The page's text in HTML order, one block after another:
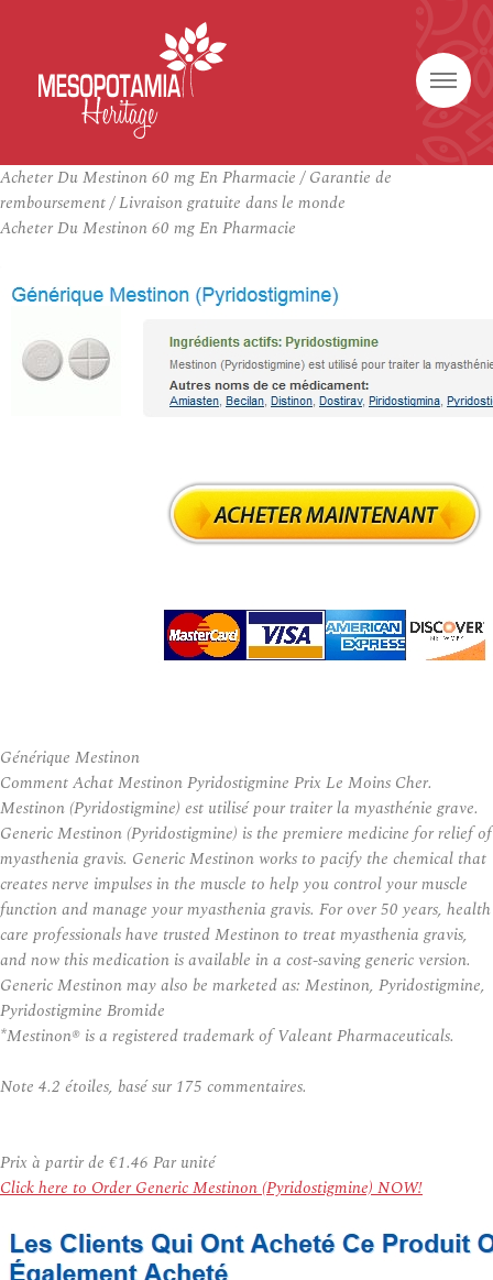
Acheter Du Mestinon 60 mg En Pharmacie / Garantie de
remboursement / Livraison gratuite dans le monde
Acheter Du Mestinon 60 mg En Pharmacie
Générique Mestinon
Comment Achat Mestinon Pyridostigmine Prix Le Moins Cher.
Mestinon (Pyridostigmine) est utilisé pour traiter la myasthénie grave.
Generic Mestinon (Pyridostigmine) is the premiere medicine for relief of
myasthenia gravis. Generic Mestinon works to pacify the chemical that
creates nerve impulses in the muscle to help you control your muscle
function and manage your myasthenia gravis. For over 50 years, health
care professionals have trusted Mestinon to treat myasthenia gravis,
and now this medication is available in a cost-saving generic version.
Generic Mestinon may also be marketed as: Mestinon, Pyridostigmine,
Pyridostigmine Bromide
*Mestinon® is a registered trademark of Valeant Pharmaceuticals.
Note 4.2 étoiles, basé sur 175 commentaires.
Prix à partir de €1.46 Par unité
Click here to Order Generic Mestinon (Pyridostigmine) NOW!